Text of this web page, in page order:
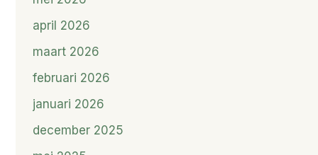
april 2026
maart 2026
februari 2026
januari 2026
december 2025